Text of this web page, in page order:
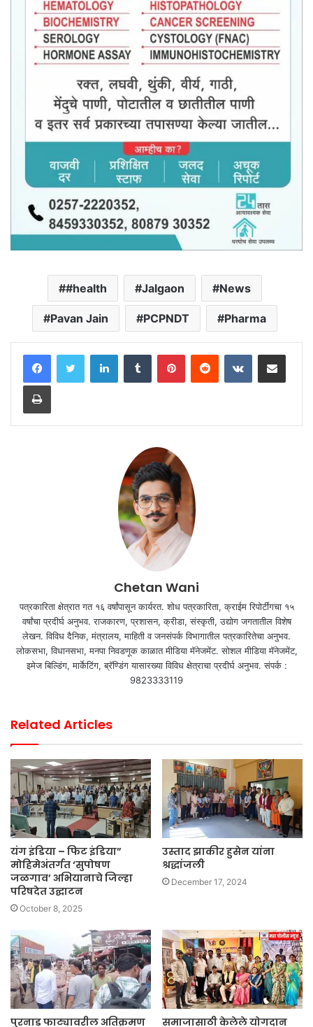
#health Jalgaon News
Pavan Jain PCPNDT Pharma
LinkedInTumblr PinterestReddit VKontakteShare via Email
Print
Chetan Wani
पत्रकारिता क्षेत्रात गत १६ वर्षांपासून कार्यरत. शोध पत्रकारिता, क्राईम रिपोर्टींगचा १५
वर्षांचा प्रदीर्घ अनुभव. राजकारण, प्रशासन, क्रीडा, संस्कृती, उद्योग जगतातील विशेष
लेखन. विविध दैनिक, मंत्रालय, माहिती व जनसंपर्क विभागातील पत्रकारितेचा अनुभव.
लोकसभा, विधानसभा, मनपा निवडणूक काळात मीडिया मॅनेजमेंट. सोशल मीडिया मॅनेजमेंट,
इमेज बिल्डिंग, मार्केटिंग, ब्रॅण्डिंग यासारख्या विविध क्षेत्राचा प्रदीर्घ अनुभव. संपर्क :
9823333119
Related Articles
यंग इंडिया – फिट इंडिया”
मोहिमेअंतर्गत ‘सुपोषण
जळगाव’ अभियानाचे जिल्हा
परिषदेत उद्घाटन
October 8, 2025
उस्ताद झाकीर हुसेन यांना
श्रद्धांजली
December 17, 2024
पुरनाड फाट्यावरील अतिक्रमण समाजासाठी केलेले योगदान